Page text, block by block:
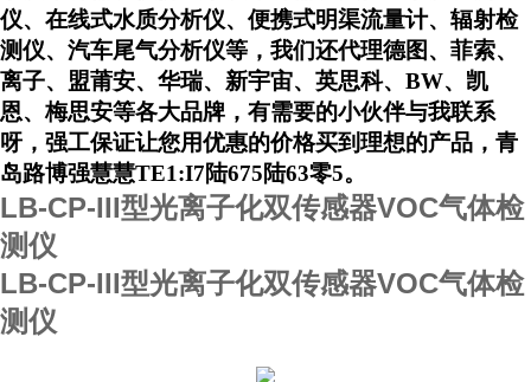
仪、在线式水质分析仪、便携式明渠流量计、辐射检
测仪、汽车尾气分析仪等，我们还代理德图、菲索、
离子、盟莆安、华瑞、新宇宙、英思科、BW、凯
恩、梅思安等各大品牌，有需要的小伙伴与我联系
呀，强工保证让您用优惠的价格买到理想的产品，青
岛路博强慧慧TE1:I7陆675陆63零5。
LB-CP-III型光离子化双传感器VOC气体检
测仪
LB-CP-III型光离子化双传感器VOC气体检
测仪